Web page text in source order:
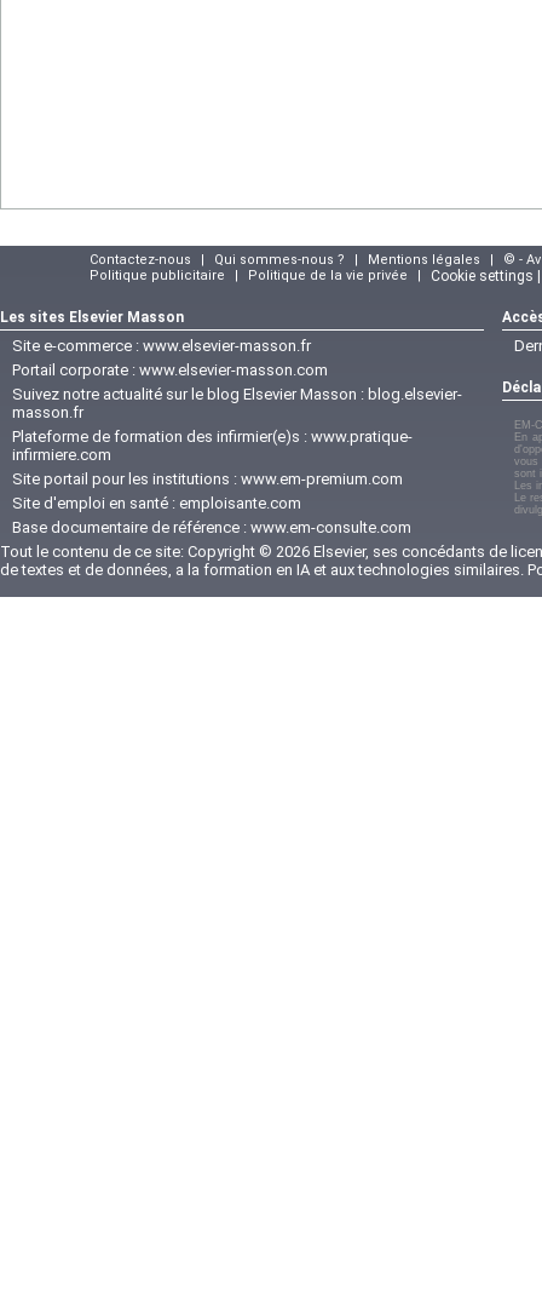
Contactez-nous | Qui sommes-nous ? | Mentions légales |
© -
Politique publicitaire
| Politique de la vie privée | Cookie settings
Les sites Elsevier Masson
Site e-commerce : www.elsevier-masson.fr
Portail corporate : www.elsevier-masson.com
Suivez notre actualité sur le blog Elsevier Masson : blog.elsevier-
masson.fr
Plateforme de formation des infirmier(e)s : www.pratique-
infirmiere.com
Site portail pour les institutions : www.em-premium.com
Site d'emploi en santé : emploisante.com
Base documentaire de référence : www.em-consulte.com
EM-
En
vous
sont
Les
Le
Tout le contenu de ce site: Copyright © 2026 Elsevier, ses concédants de
de textes et de données, a la formation en IA et aux technologies similaires.